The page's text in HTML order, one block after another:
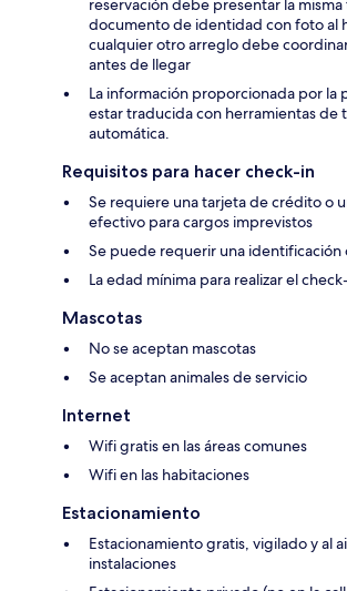
reservación debe presentar la
documento de identidad con foto al
cualquier otro arreglo debe
antes de llegar
La información proporcionada por
estar traducida con herramientas de
automática.
Requisitos para hacer check-in
Se requiere una tarjeta de crédito o
efectivo para cargos imprevistos
Se puede requerir una
La edad mínima para realizar el
Mascotas
No se aceptan mascotas
Se aceptan animales de servicio
Internet
Wifi gratis en las áreas comunes
Wifi en las habitaciones
Estacionamiento
Estacionamiento gratis, vigilado y al
instalaciones